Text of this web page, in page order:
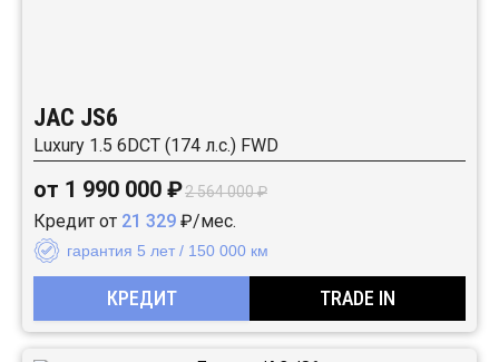
JAC JS6
Luxury 1.5 6DCT (174 л.с.) FWD
от 1 990 000 ₽2 564 000 ₽
Кредит от 21 329 ₽/мес.
гарантия 5 лет / 150 000 км
КРЕДИТ TRADE IN